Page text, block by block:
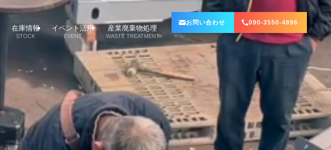
在庫情報
STOCK
イベント活用
EVENT
産業廃棄物処理
WASTE TREATMENT
お問い合わせ 090-3550-4896